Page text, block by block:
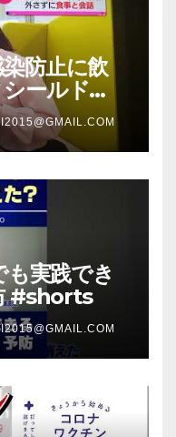
防止に飲
ールド
ＦＢＣ福井
介映像
実践でき
#shorts